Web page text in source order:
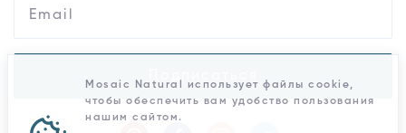
Mosaic Natural использует файлы cookie,
чтобы обеспечить вам удобство пользования
нашим сайтом.